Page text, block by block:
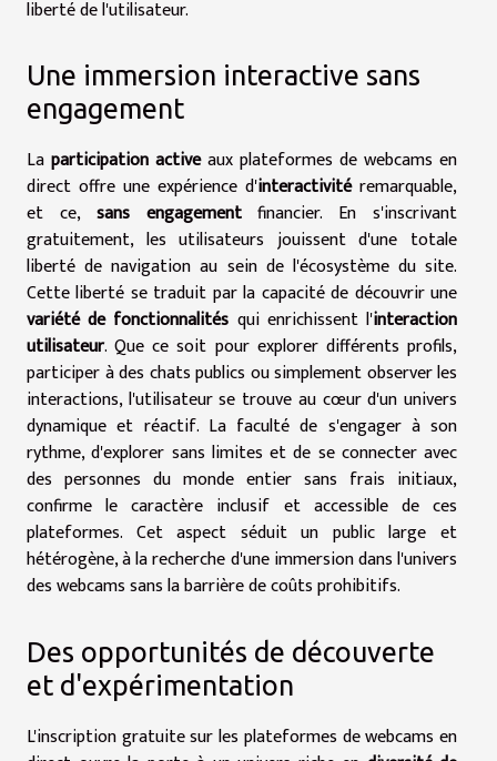
liberté de l'utilisateur.
Une immersion interactive sans
engagement
La participation activeaux plateformes de webcams en
direct offre une expérience d'interactivitéremarquable,
et ce, sans engagementfinancier. En s'inscrivant
gratuitement, les utilisateurs jouissent d'une totale
liberté de navigation au sein de l'écosystème du site.
Cette liberté se traduit par la capacité de découvrir une
variété de fonctionnalités qui enrichissent l'interaction
utilisateur. Que ce soit pour explorer différents profils,
participer à des chats publics ou simplement observer les
interactions, l'utilisateur se trouve au cœur d'un univers
dynamique et réactif. La faculté de s'engager à son
rythme, d'explorer sans limites et de se connecter avec
des personnes du monde entier sans frais initiaux,
confirme le caractère inclusif et accessible de ces
plateformes. Cet aspect séduit un public large et
hétérogène, à la recherche d'une immersion dans l'univers
des webcams sans la barrière de coûts prohibitifs.
Des opportunités de découverte
et d'expérimentation
L'inscription gratuite sur les plateformes de webcams en